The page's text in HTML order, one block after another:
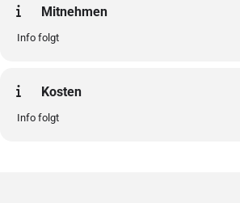
Mitnehmen
Info folgt
Kosten
Info folgt